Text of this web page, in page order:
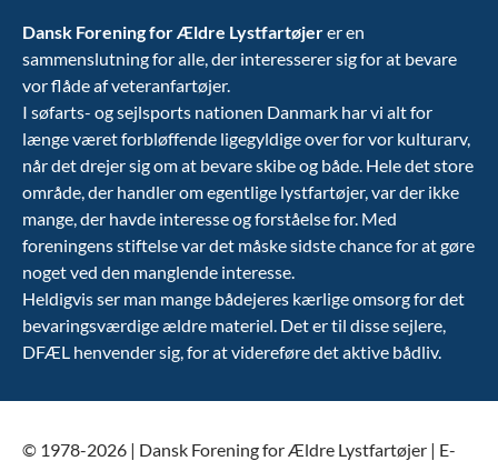
Dansk Forening for Ældre Lystfartøjerer en
sammenslutning for alle, der interesserer sig for at bevare
vor flåde af veteranfartøjer.
I søfarts- og sejlsports nationen Danmark har vi alt for
længe været forbløffende ligegyldige over for vor kulturarv,
når det drejer sig om at bevare skibe og både. Hele det store
område, der handler om egentlige lystfartøjer, var der ikke
mange, der havde interesse og forståelse for. Med
foreningens stiftelse var det måske sidste chance for at gøre
noget ved den manglende interesse.
Heldigvis ser man mange bådejeres kærlige omsorg for det
bevaringsværdige ældre materiel. Det er til disse sejlere,
DFÆL henvender sig, for at videreføre det aktive bådliv.
© 1978-2026 | Dansk Forening for Ældre Lystfartøjer | E-